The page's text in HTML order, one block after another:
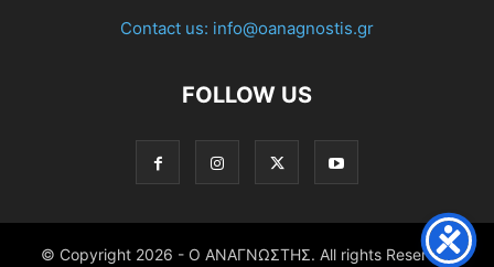
Contact us: info@oanagnostis.gr
FOLLOW US
© Copyright 2026 - Ο ΑΝΑΓΝΩΣΤΗΣ. All rights Reserved